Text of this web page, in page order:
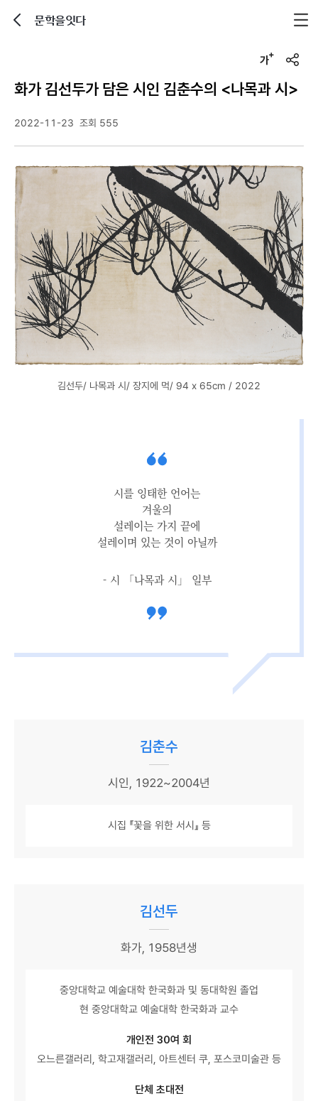
문학을잇다
u
l
화가 김선두가 담은 시인 김춘수의 <나목과 시>
2022-11-23 조회 555
김선두/ 나목과 시/ 장지에 먹/ 94 x 65cm / 2022
시를 잉태한 언어는
겨울의
설레이는 가지 끝에
설레이며 있는 것이 아닐까
- 시 「나목과 시」 일부
김춘수
시인, 1922~2004년
시집 『꽃을 위한 서시』 등
김선두
화가, 1958년생
중앙대학교 예술대학 한국화과 및 동대학원 졸업
현 중앙대학교 예술대학 한국화과 교수
개인전 30여 회
오느른갤러리, 학고재갤러리, 아트센터 쿠, 포스코미술관 등
단체 초대전